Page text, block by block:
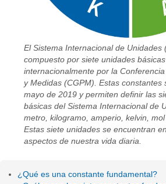
El Sistema Internacional de Unidades
compuesto por siete unidades
internacionalmente por la
y Medidas (CGPM). Estas constantes
mayo de 2019 y permiten definir las
básicas del Sistema Internacional de
metro, kilogramo, amperio, kelvin,
Estas siete unidades se encuentran
aspectos de nuestra vida diaria.
¿Qué es una constante fundamental?